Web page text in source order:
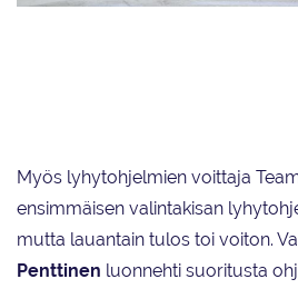
Myös lyhytohjelmien voittaja
ensimmäisen valintakisan
mutta lauantain tulos toi voiton.
Penttinen luonnehti suoritusta